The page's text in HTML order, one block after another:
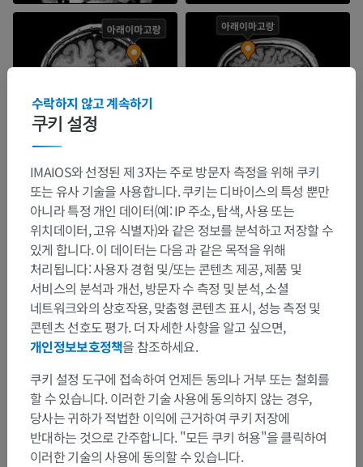
쿠키 설정
수락하지 않고 계속하기
IMAIOS와 선정된 제 3자는 주로 방문자 측정을 위해 쿠키
또는 유사 기술을 사용합니다. 쿠키는 디바이스의 특성 뿐만
아니라 특정 개인 데이터(예: IP 주소, 탐색, 사용 또는
위치데이터, 고유 식별자)와 같은 정보를 분석하고 저장할 수
있게 합니다. 이 데이터는 다음 과 같은 목적을 위해
처리됩니다: 사용자 경험 및/또는 콘텐츠 제공, 제품 및
서비스의 분석과 개선, 방문자 수 측정 및 분석, 소셜
네트워크와의 상호작용, 맞춤형 콘텐츠 표시, 성능 측정 및
콘텐츠 선호도 평가. 더 자세한 사항을 알고 싶으면,
개인정보보호정책을 참조하세요.
쿠키 설정 도구에 접속하여 언제든 동의나 거부 또는 철회를
할 수 있습니다. 이러한 기술 사용에 동의하지 않는 경우,
당사는 귀하가 적법한 이익에 근거하여 쿠키 저장에
반대하는 것으로 간주합니다. "모든 쿠키 허용"을 클릭하여
이러한 기술의 사용에 동의할 수 있습니다.